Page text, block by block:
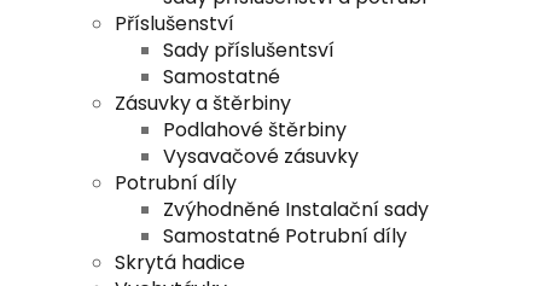
Příslušenství
Sady příslušentsví
Samostatné
Zásuvky a štěrbiny
Podlahové štěrbiny
Vysavačové zásuvky
Potrubní díly
Zvýhodněné Instalační sady
Samostatné Potrubní díly
Skrytá hadice